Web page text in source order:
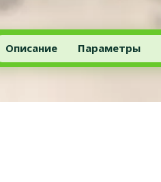
Описание Параметры